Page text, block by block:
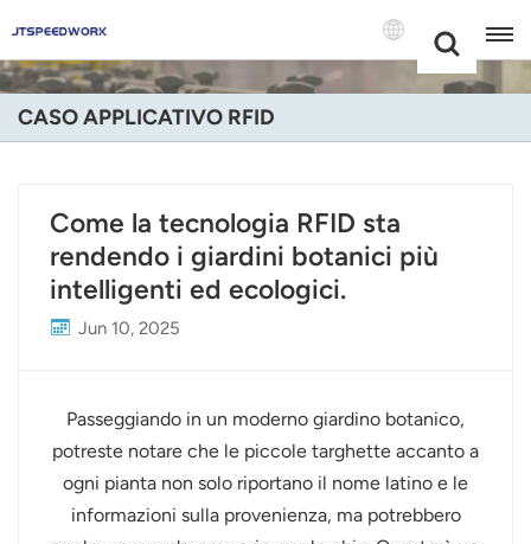
+86 -18681515767
English
Deutsch
Русский
Español
Português
Nederland
CASO APPLICATIVO RFID
Come la tecnologia RFID sta
rendendo i giardini botanici più
intelligenti ed ecologici.
Jun 10, 2025
Passeggiando in un moderno giardino botanico,
potreste notare che le piccole targhette accanto a
ogni pianta non solo riportano il nome latino e le
informazioni sulla provenienza, ma potrebbero